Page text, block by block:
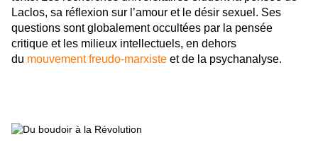
Laclos, sa réflexion sur l’amour et le désir sexuel. Ses
questions sont globalement occultées par la pensée
critique et les milieux intellectuels, en dehors
du mouvement freudo-marxiste et de la psychanalyse.